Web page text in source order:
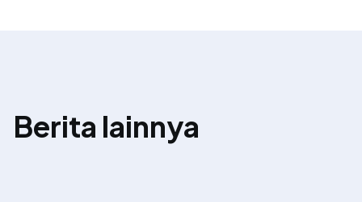
Berita lainnya